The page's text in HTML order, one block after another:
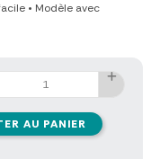
• Modèle avec
AU PANIER